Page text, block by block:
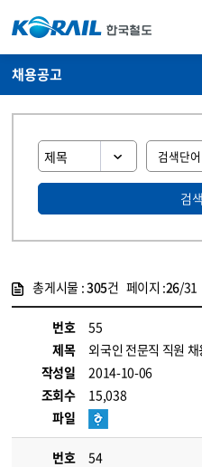
채용공고
검색
총게시물 :305건 페이지 :26/31
번호
55
제목
외국인 전문직 직원 채
작성일
2014-10-06
조회수
15,038
파일
번호
54